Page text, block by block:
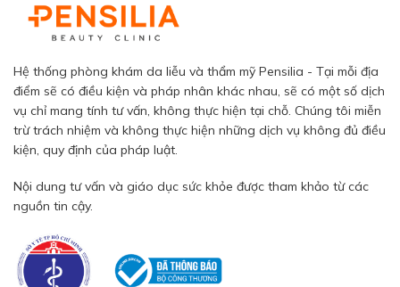
Hệ thống phòng khám da liễu và thẩm mỹ Pensilia - Tại mỗi địa
điểm sẽ có điều kiện và pháp nhân khác nhau, sẽ có một số dịch
vụ chỉ mang tính tư vấn, không thực hiện tại chỗ. Chúng tôi miễn
trừ trách nhiệm và không thực hiện những dịch vụ không đủ điều
kiện, quy định của pháp luật.
Nội dung tư vấn và giáo dục sức khỏe được tham khảo từ các
nguồn tin cậy.